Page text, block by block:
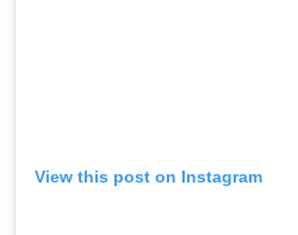
View this post on Instagram